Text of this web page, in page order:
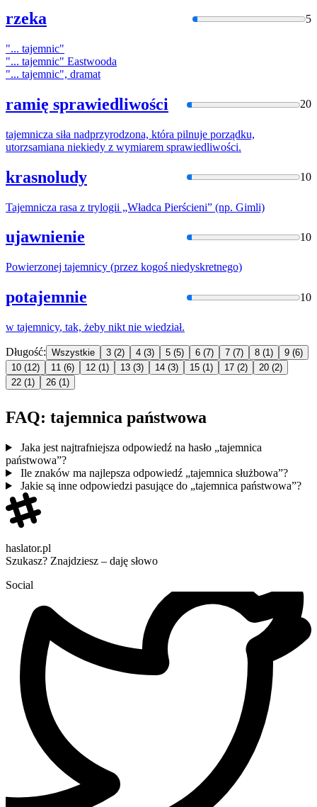
rzeka 5
"... tajemnic"
"... tajemnic" Eastwooda
"... tajemnic", dramat
ramię sprawiedliwości 20
tajemnicza siła nadprzyrodzona, która pilnuje porządku,
utorzsamiana niekiedy z wymiarem sprawiedliwości.
krasnoludy 10
Tajemnicza rasa z trylogii „Władca Pierścieni” (np. Gimli)
ujawnienie 10
Powierzonej tajemnicy (przez kogoś niedyskretnego)
potajemnie 10
w tajemnicy, tak, żeby nikt nie wiedział.
Długość: Wszystkie 3 (2) 4 (3) 5 (5) 6 (7) 7 (7) 8 (1) 9 (6)
10 (12) 11 (6) 12 (1) 13 (3) 14 (3) 15 (1) 17 (2) 20 (2)
22 (1) 26 (1)
FAQ: tajemnica państwowa
Jaka jest najtrafniejsza odpowiedź na hasło „tajemnica
państwowa”?
Ile znaków ma najlepsza odpowiedź „tajemnica służbowa”?
Jakie są inne odpowiedzi pasujące do „tajemnica państwowa”?
haslator.pl
Szukasz? Znajdziesz – daję słowo
Social